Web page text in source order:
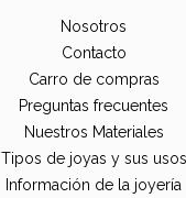
Nosotros
Contacto
Carro de compras
Preguntas frecuentes
Nuestros Materiales
Tipos de joyas y sus usos
Información de la joyería